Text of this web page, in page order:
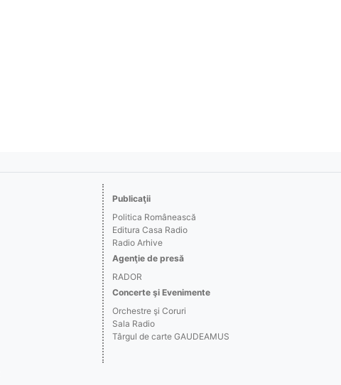
Publicaţii
Politica Românească
Editura Casa Radio
Radio Arhive
Agenţie de presă
RADOR
Concerte şi Evenimente
Orchestre şi Coruri
Sala Radio
Târgul de carte GAUDEAMUS